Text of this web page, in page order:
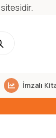
sitesidir.
İmzalı